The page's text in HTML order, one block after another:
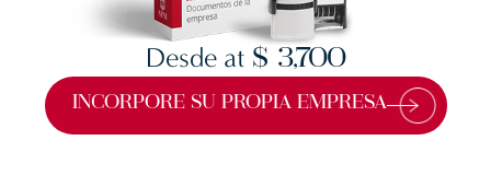
Desde at $ 3,700
INCORPORE SU PROPIA EMPRESA